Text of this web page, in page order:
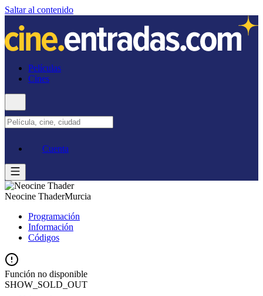
Saltar al contenido
Películas
Cines
Cuenta
Neocine ThaderMurcia
Programación
Información
Códigos
Función no disponible
SHOW_SOLD_OUT